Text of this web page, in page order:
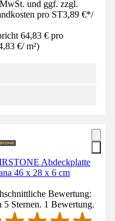
und ggf. zzgl.
pro ST3,89 €*/
64,83 € pro
€/ m²)
Abdeckplatte
46 x 28 x 6 cm
Bewertung:
5 Sternen. 1 Bewertung.